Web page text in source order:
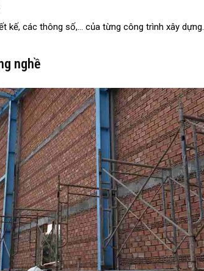
kế, các thông số,… của từng công trình xây dựng.
nghề